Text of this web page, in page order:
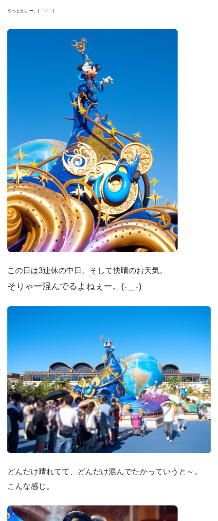
やっとかよー。 (￣▽￣)ゞ
この日は3連休の中日。そして快晴のお天気。
そりゃー混んでるよねぇー。(-＿-)
どんだけ晴れてて、どんだけ混んでたかっていうと～。
こんな感じ。